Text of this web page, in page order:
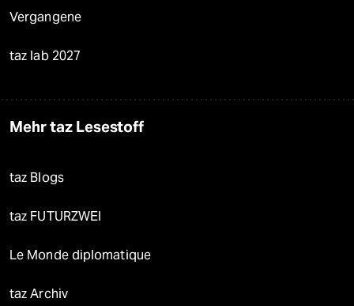
Vergangene
taz lab 2027
Mehr taz Lesestoff
taz Blogs
taz FUTURZWEI
Le Monde diplomatique
taz Archiv